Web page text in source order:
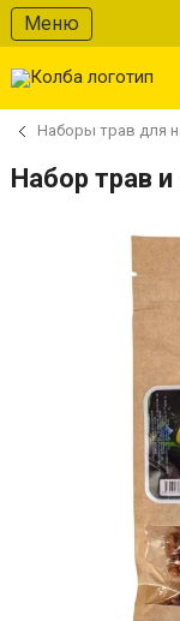
Меню
Наборы трав для
Набор трав